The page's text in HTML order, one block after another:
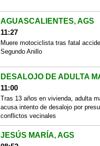
AGUASCALIENTES, AGS
11:27
Muere motociclista tras fatal
Segundo Anillo
DESALOJO DE ADULTA
11:00
Tras 13 años en vivienda, adulta
acusa intento de desalojo por
conflictos vecinales
JESÚS MARÍA, AGS